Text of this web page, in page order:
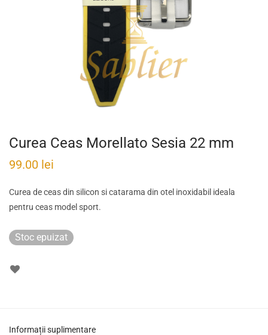
Curea Ceas Morellato Sesia 22 mm
99.00 lei
Curea de ceas din silicon si catarama din otel inoxidabil ideala
pentru ceas model sport.
Stoc epuizat
Informații suplimentare